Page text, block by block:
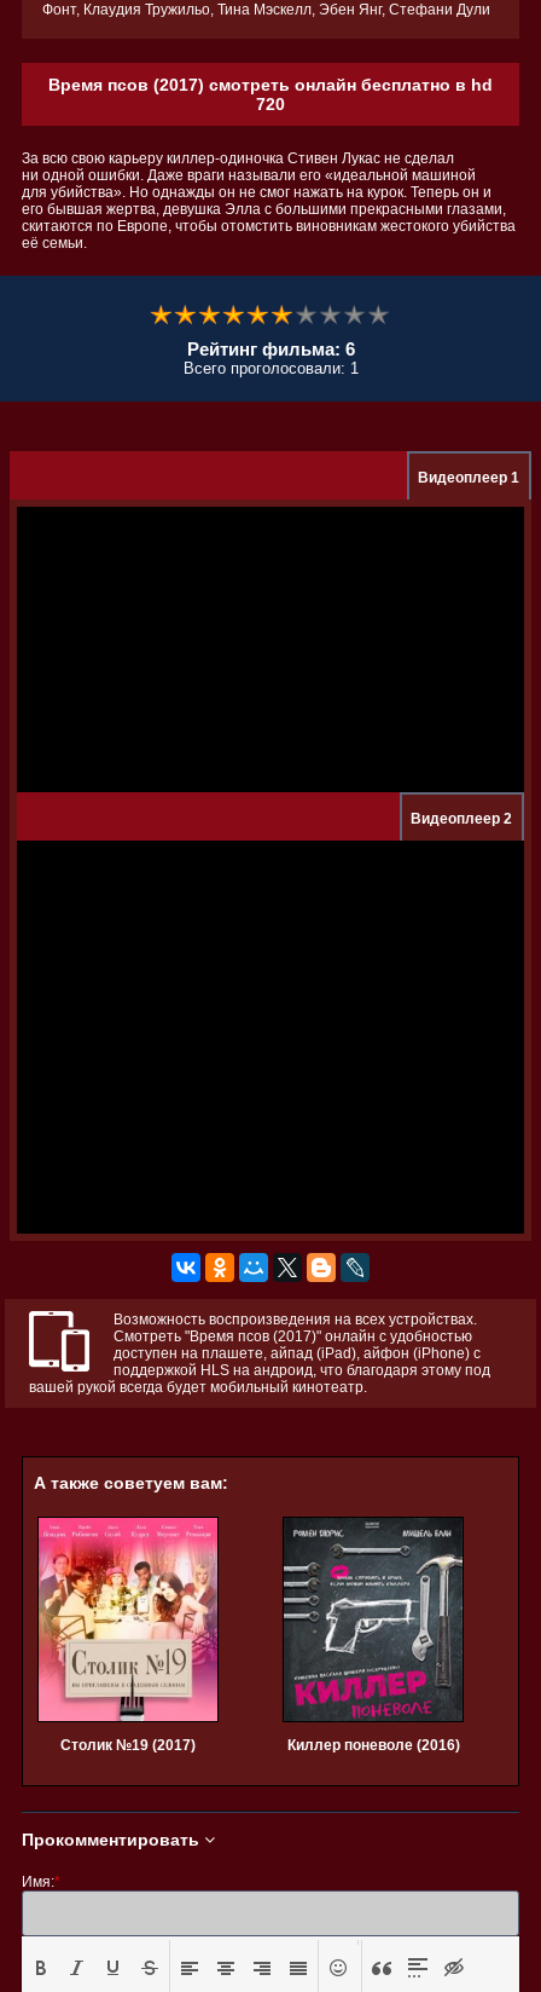
Фонт, Клаудия Тружильо, Тина Мэскелл, Эбен Янг, Стефани Дули
Время псов (2017) смотреть онлайн бесплатно в hd
720
За всю свою карьеру киллер-одиночка Стивен Лукас не сделал
ни одной ошибки. Даже враги называли его «идеальной машиной
для убийства». Но однажды он не смог нажать на курок. Теперь он и
его бывшая жертва, девушка Элла с большими прекрасными глазами,
скитаются по Европе, чтобы отомстить виновникам жестокого убийства
её семьи.
Рейтинг фильма: 6
Всего проголосовали: 1
Видеоплеер 1
Видеоплеер 2
Возможность воспроизведения на всех устройствах.
Смотреть "Время псов (2017)" онлайн с удобностью
доступен на плашете, айпад (iPad), айфон (iPhone) с
поддержкой HLS на андроид, что благодаря этому под
вашей рукой всегда будет мобильный кинотеатр.
А также советуем вам:
Столик №19 (2017) Киллер поневоле (2016)
Прокомментировать
Имя:*